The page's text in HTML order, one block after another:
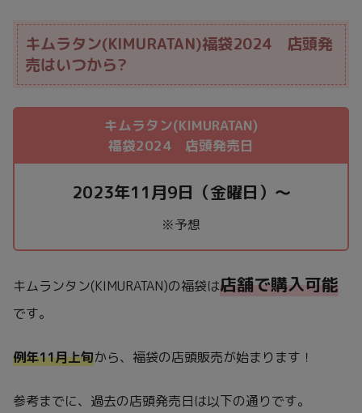
キムラタン(KIMURATAN)福袋2024 店頭発
売はいつから?
キムラタン(KIMURATAN)
福袋2024 店頭発売日
2023年11月9日（金曜日）～
※予想
キムランタン(KIMURATAN)の福袋は店舗で購入可能
です。
例年11月上旬から、福袋の店頭販売が始まります！
参考までに、過去の店頭発売日は以下の通りです。